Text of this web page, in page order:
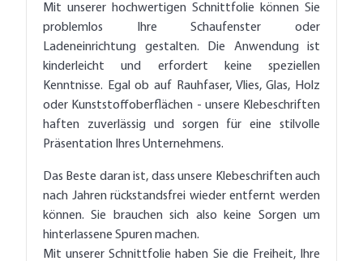
Mit unserer hochwertigen Schnittfolie können Sie
problemlos Ihre Schaufenster oder
Ladeneinrichtung gestalten. Die Anwendung ist
kinderleicht und erfordert keine speziellen
Kenntnisse. Egal ob auf Rauhfaser, Vlies, Glas, Holz
oder Kunststoffoberflächen - unsere Klebeschriften
haften zuverlässig und sorgen für eine stilvolle
Präsentation Ihres Unternehmens.
Das Beste daran ist, dass unsere Klebeschriften auch
nach Jahren rückstandsfrei wieder entfernt werden
können. Sie brauchen sich also keine Sorgen um
hinterlassene Spuren machen.
Mit unserer Schnittfolie haben Sie die Freiheit, Ihre